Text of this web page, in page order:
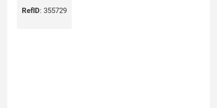
RefID: 355729